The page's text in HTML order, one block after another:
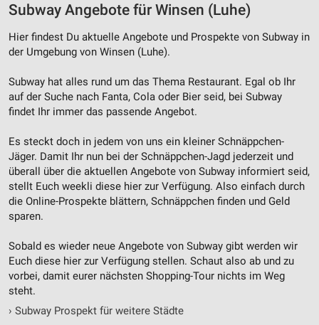
Subway Angebote für Winsen (Luhe)
Hier findest Du aktuelle Angebote und Prospekte von Subway in
der Umgebung von Winsen (Luhe).
Subway hat alles rund um das Thema Restaurant. Egal ob Ihr
auf der Suche nach Fanta, Cola oder Bier seid, bei Subway
findet Ihr immer das passende Angebot.
Es steckt doch in jedem von uns ein kleiner Schnäppchen-
Jäger. Damit Ihr nun bei der Schnäppchen-Jagd jederzeit und
überall über die aktuellen Angebote von Subway informiert seid,
stellt Euch weekli diese hier zur Verfügung. Also einfach durch
die Online-Prospekte blättern, Schnäppchen finden und Geld
sparen.
Sobald es wieder neue Angebote von Subway gibt werden wir
Euch diese hier zur Verfügung stellen. Schaut also ab und zu
vorbei, damit eurer nächsten Shopping-Tour nichts im Weg
steht.
› Subway Prospekt für weitere Städte